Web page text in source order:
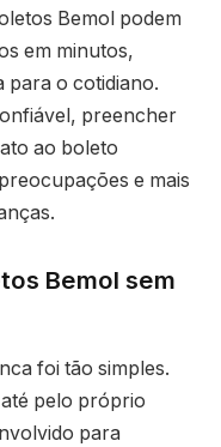
Bemol podem
em minutos,
para o cotidiano.
preencher
ao boleto
e mais
Bemol sem
foi tão simples.
pelo próprio
para